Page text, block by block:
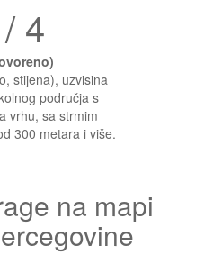
4
stijena), uzvisina
područja s
vrhu, sa strmim
300 metara i više.
na mapi